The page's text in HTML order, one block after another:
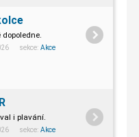
sekce: Akce
i plavání.
sekce: Akce